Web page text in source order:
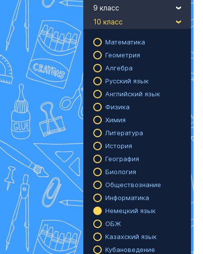
9 класс
10 класс
Математика
Геометрия
Алгебра
Русский язык
Английский язык
Физика
Химия
Литература
История
География
Биология
Обществознание
Информатика
Немецкий язык
ОБЖ
Казахский язык
Кубановедение